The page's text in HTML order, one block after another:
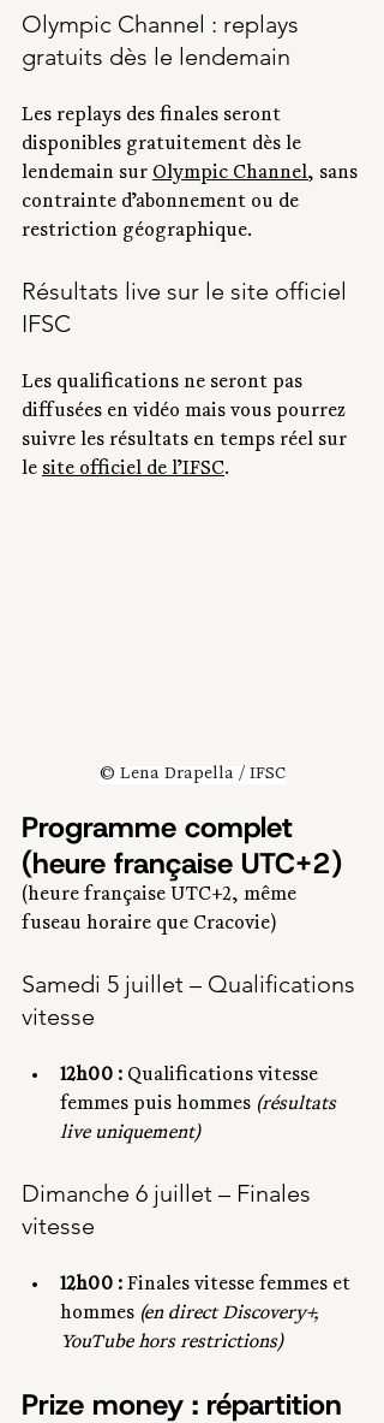
Olympic Channel : replays
gratuits dès le lendemain
Les replays des finales seront
disponibles gratuitement dès le
lendemain sur Olympic Channel, sans
contrainte d’abonnement ou de
restriction géographique.
Résultats live sur le site officiel
IFSC
Les qualifications ne seront pas
diffusées en vidéo mais vous pourrez
suivre les résultats en temps réel sur
le site officiel de l’IFSC.
© Lena Drapella / IFSC
Programme complet
(heure française UTC+2)
(heure française UTC+2, même
fuseau horaire que Cracovie)
Samedi 5 juillet – Qualifications
vitesse
12h00 : Qualifications vitesse
femmes puis hommes (résultats
live uniquement)
Dimanche 6 juillet – Finales
vitesse
12h00 : Finales vitesse femmes et
hommes (en direct Discovery+,
YouTube hors restrictions)
Prize money : répartition